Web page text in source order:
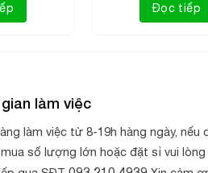
Đọc tiếp
làm việc
làm việc từ 8-19h hàng ngày, nếu
số lượng lớn hoặc đặt sỉ vui lòng